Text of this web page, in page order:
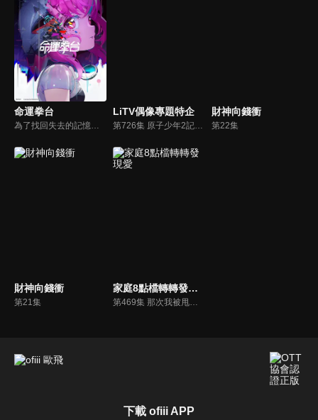
命運拳台
為了找回失去的記憶，少女阿肝參加了神秘的「命運拳台」，但由於在陰差陽錯下使用了禁忌的機甲，因此引發出一系列風暴……內心柔弱善良的少女駕駛著嗜血復仇的機甲，在這座命運拳台上，為了再活一次的執念共同戰鬥。
LiTV偶像專題特企
第726集 原子少年2記者會 韓團iKON成員DK擔任一日導師
財神向錢衝
第22集
財神向錢衝
第21集
家庭8點檔轉轉發現愛
第469集 那次我被甩了，心好痛！
下載 ofiii APP